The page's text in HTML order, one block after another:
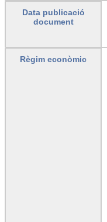
Data publicació
document
Règim econòmic